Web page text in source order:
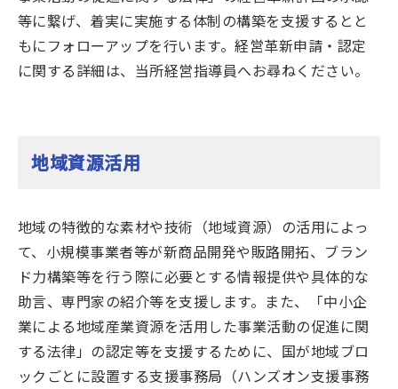
等に繋げ、着実に実施する体制の構築を支援するとと
もにフォローアップを行います。経営革新申請・認定
に関する詳細は、当所経営指導員へお尋ねください。
地域資源活用
地域の特徴的な素材や技術（地域資源）の活用によっ
て、小規模事業者等が新商品開発や販路開拓、ブラン
ド力構築等を行う際に必要とする情報提供や具体的な
助言、専門家の紹介等を支援します。また、「中小企
業による地域産業資源を活用した事業活動の促進に関
する法律」の認定等を支援するために、国が地域ブロ
ックごとに設置する支援事務局（ハンズオン支援事務